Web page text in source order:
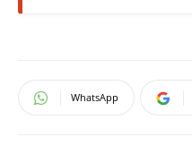
WhatsApp